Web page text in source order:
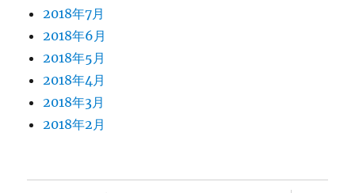
2018年7月
2018年6月
2018年5月
2018年4月
2018年3月
2018年2月